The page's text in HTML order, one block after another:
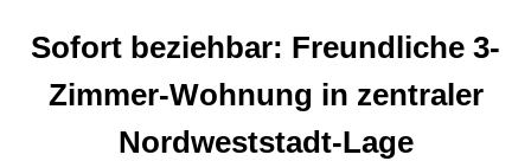
Sofort beziehbar: Freundliche 3-
Zimmer-Wohnung in zentraler
Nordweststadt-Lage